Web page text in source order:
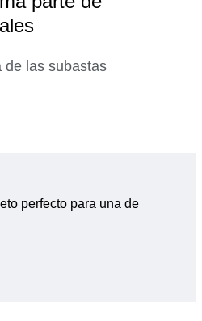
de las subastas
perfecto para una de